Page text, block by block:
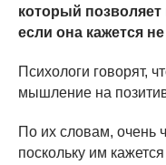
который
если она кажется
Психологи говорят,
мышление на
По их словам, очень
поскольку им